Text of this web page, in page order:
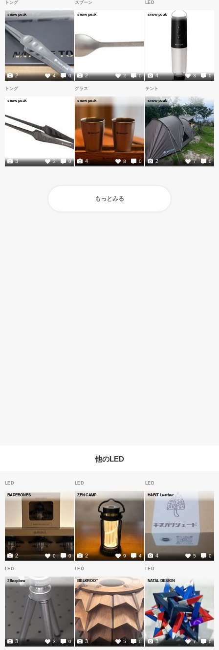
トング
snow peak
4 0
2
スプーン
snow peak
2 0
2
LED
snow peak
3 0
4
トング
snow peak
3 0
3
グラス
snow peak
8 0
4
テント
snow peak
7 0
2
もっとみる
他のLED
LED
BAREBONES
0 0
2
LED
ZEN CAMP
9 4
2
LED
HABIT Leather
5 0
4
LED
38explore
3 0
3
LED
BELKROOT
5 0
3
LED
NATAL DESIGN
7 0
3